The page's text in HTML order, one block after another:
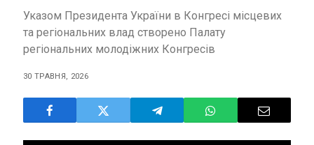
Указом Президента України в Конгресі місцевих
та регіональних влад створено Палату
регіональних молодіжних Конгресів
30 ТРАВНЯ, 2026